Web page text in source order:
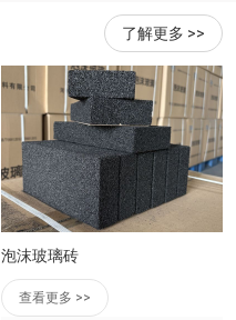
了解更多 >>
泡沫玻璃砖
查看更多 >>